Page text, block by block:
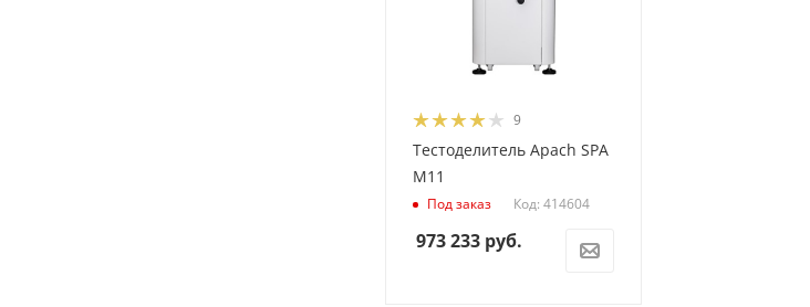
9
Тестоделитель Apach SPA
M11
Под заказ Код: 414604
973 233 руб.